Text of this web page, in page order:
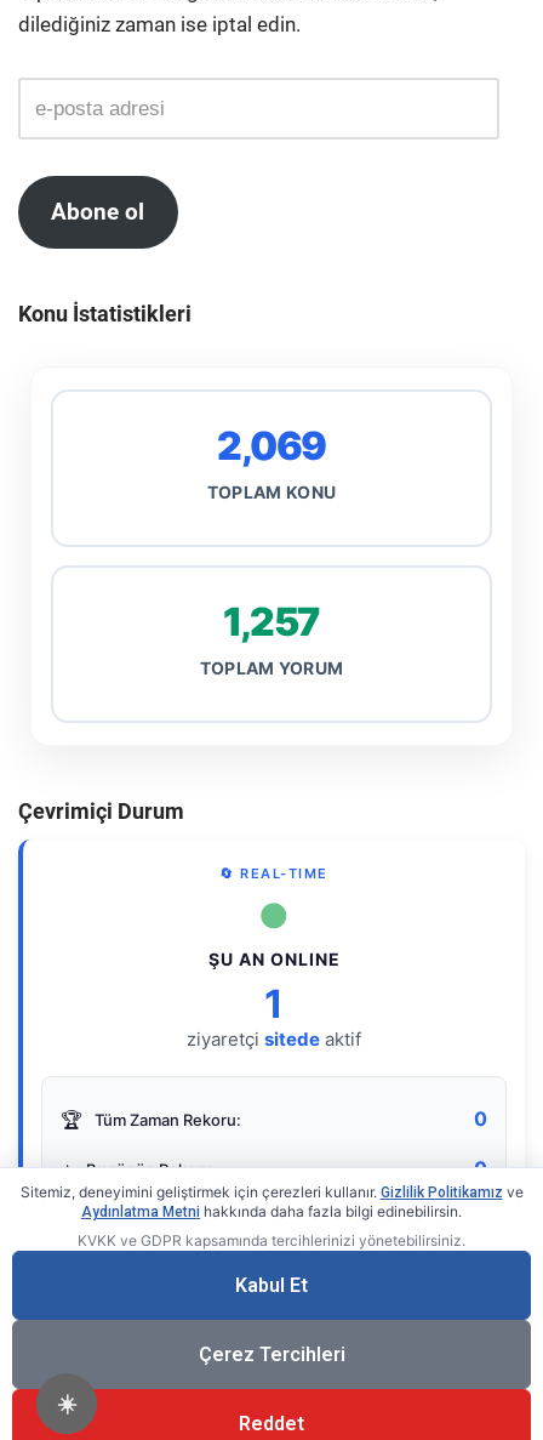
☀️
dilediğiniz zaman ise iptal edin.
Abone ol
Konu İstatistikleri
2,069
TOPLAM KONU
1,257
TOPLAM YORUM
Çevrimiçi Durum
🔄 REAL-TIME
●
ŞU AN ONLINE
1
ziyaretçi sitede aktif
🏆 Tüm Zaman Rekoru: 0
⭐ Bugünün Rekoru: 0
Gerçek zamanlı sayaç
Sitemiz, deneyimini geliştirmek için çerezleri kullanır. Gizlilik Politikamız ve
Aydınlatma Metni hakkında daha fazla bilgi edinebilirsin.
KVKK ve GDPR kapsamında tercihlerinizi yönetebilirsiniz.
Kabul Et
Çerez Tercihleri
Reddet